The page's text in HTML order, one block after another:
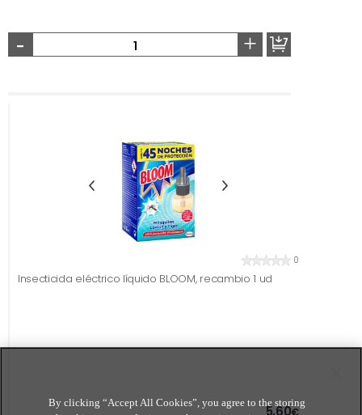
- +
0
Insecticida eléctrico líquido BLOOM, recambio 1 ud
5,60€
By clicking “Accept All Cookies”, you agree to the storing